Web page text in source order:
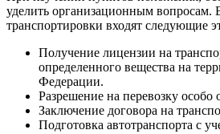
уделить организационным вопросам.
транспортировки входят следующие
Получение лицензии на
определенного вещества на
Федерации.
Разрешение на перевозку особо
Заключение договора на
Подготовка автотранспорта с